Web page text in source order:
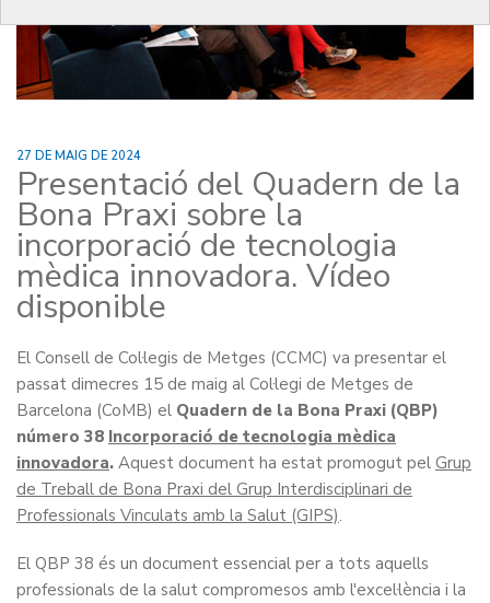
27 DE MAIG DE 2024
Presentació del Quadern de la
Bona Praxi sobre la
incorporació de tecnologia
mèdica innovadora. Vídeo
disponible
El Consell de Col·legis de Metges (CCMC) va presentar el
passat dimecres 15 de maig al Col·legi de Metges de
Barcelona (CoMB) el Quadern de la Bona Praxi (QBP)
número 38 Incorporació de tecnologia mèdica
innovadora. Aquest document ha estat promogut pel Grup
de Treball de Bona Praxi del Grup Interdisciplinari de
Professionals Vinculats amb la Salut (GIPS).
El QBP 38 és un document essencial per a tots aquells
professionals de la salut compromesos amb l'excel·lència i la